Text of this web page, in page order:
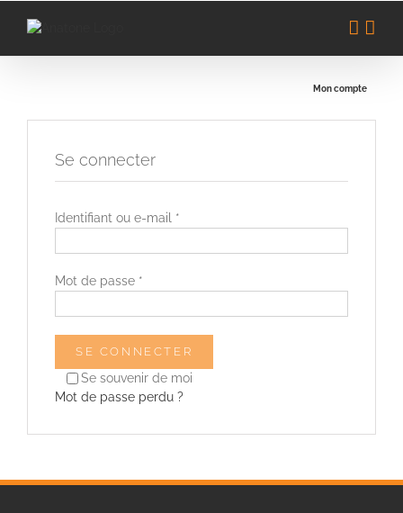
Mon compte
Se connecter
Identifiant ou e-mail *
Mot de passe *
Se souvenir de moi
SE CONNECTER
Mot de passe perdu ?